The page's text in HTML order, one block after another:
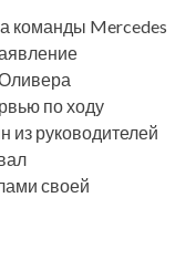
команды Mercedes
по ходу
из руководителей
своей